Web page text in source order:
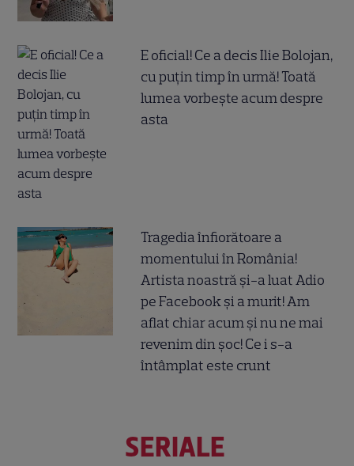
E oficial! Ce a decis Ilie Bolojan,
cu puțin timp în urmă! Toată
lumea vorbește acum despre
asta
Tragedia înfiorătoare a
momentului în România!
Artista noastră și-a luat Adio
pe Facebook și a murit! Am
aflat chiar acum și nu ne mai
revenim din șoc! Ce i s-a
întâmplat este crunt
SERIALE